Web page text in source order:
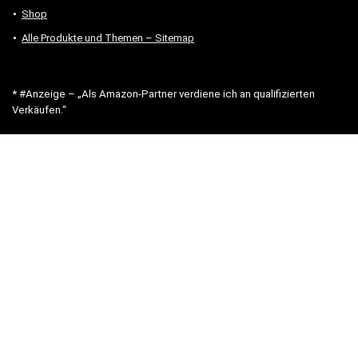
Shop
Alle Produkte und Themen – Sitemap
* #Anzeige – „Als Amazon-Partner verdiene ich an qualifizierten
Verkäufen.“